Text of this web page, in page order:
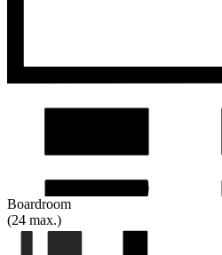
Boardroom
(24 max.)